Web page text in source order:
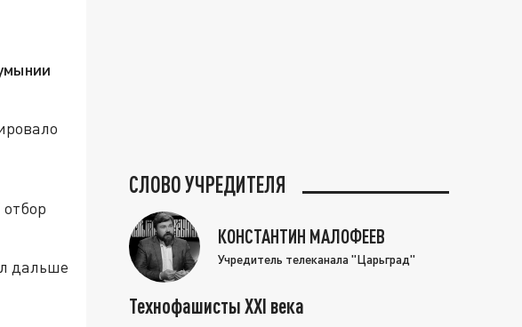
дальше
СЛОВО УЧРЕДИТЕЛЯ
КОНСТАНТИН МАЛОФЕЕВ
Учредитель телеканала "Царьград"
Технофашисты XXI века